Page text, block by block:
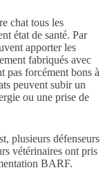
chat tous les
état de santé. Par
apporter les
fabriqués avec
pas forcément bons à
peuvent subir un
ou une prise de
plusieurs défenseurs
vétérinaires ont pris
BARF.